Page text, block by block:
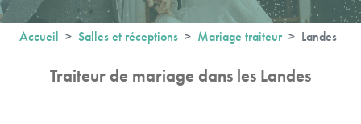
Accueil Salles et réceptions Mariage traiteur Landes
Traiteur de mariage dans les Landes